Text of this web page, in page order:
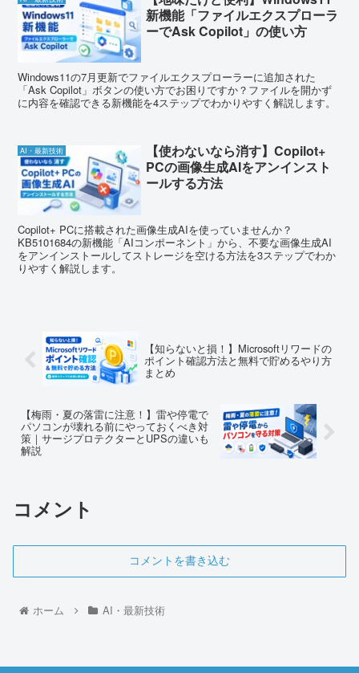
新機能「ファイルエクスプローラ
ーでAsk Copilot」の使い方
Windows11の7月更新でファイルエクスプローラーに追加された
「Ask Copilot」ボタンの使い方でお困りですか？ファイルを開かず
に内容を確認できる新機能を4ステップでわかりやすく解説します。
AI・最新技術
【使わないなら消す】Copilot+
PCの画像生成AIをアンインスト
ールする方法
Copilot+ PCに搭載された画像生成AIを使っていませんか？
KB5101684の新機能「AIコンポーネント」から、不要な画像生成AI
をアンインストールしてストレージを空ける方法を3ステップでわか
りやすく解説します。
【知らないと損！】Microsoftリワードの
ポイント確認方法と無料で貯めるやり方
まとめ
【梅雨・夏の落雷に注意！】雷や停電で
パソコンが壊れる前にやっておくべき対
策｜サージプロテクターとUPSの違いも
解説
コメント
コメントを書き込む
ホーム AI・最新技術